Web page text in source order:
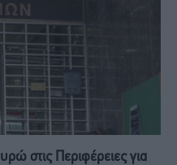
στις Περιφέρειες για